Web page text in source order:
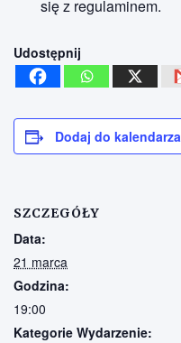
się z regulaminem.
Udostępnij
Dodaj do kalendarza
SZCZEGÓŁY
Data:
21 marca
Godzina:
19:00
Kategorie Wydarzenie: